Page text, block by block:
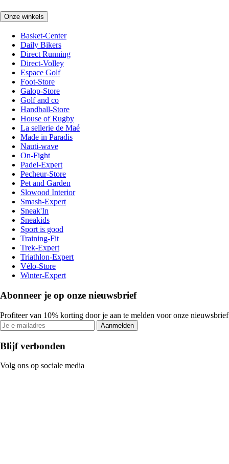
Onze winkels
Basket-Center
Daily Bikers
Direct Running
Direct-Volley
Espace Golf
Foot-Store
Galop-Store
Golf and co
Handball-Store
House of Rugby
La sellerie de Maé
Made in Paradis
Nauti-wave
On-Fight
Padel-Expert
Pecheur-Store
Pet and Garden
Slowood Interior
Smash-Expert
Sneak'In
Sneakids
Sport is good
Training-Fit
Trek-Expert
Triathlon-Expert
Vélo-Store
Winter-Expert
Abonneer je op onze nieuwsbrief
Profiteer van 10% korting door je aan te melden voor onze nieuwsbrief
Aanmelden
Blijf verbonden
Volg ons op sociale media